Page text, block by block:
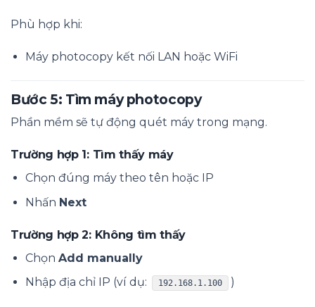
Phù hợp khi:
Máy photocopy kết nối LAN hoặc WiFi
Bước 5: Tìm máy photocopy
Phần mềm sẽ tự động quét máy trong mạng.
Trường hợp 1: Tìm thấy máy
Chọn đúng máy theo tên hoặc IP
Nhấn Next
Trường hợp 2: Không tìm thấy
Chọn Add manually
Nhập địa chỉ IP (ví dụ:
192.168.1.100 )